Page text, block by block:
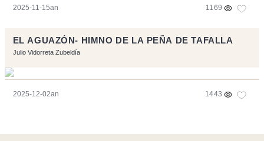
2025-11-15an 1169
EL AGUAZÓN- HIMNO DE LA PEÑA DE TAFALLA
Julio Vidorreta Zubeldía
2025-12-02an 1443